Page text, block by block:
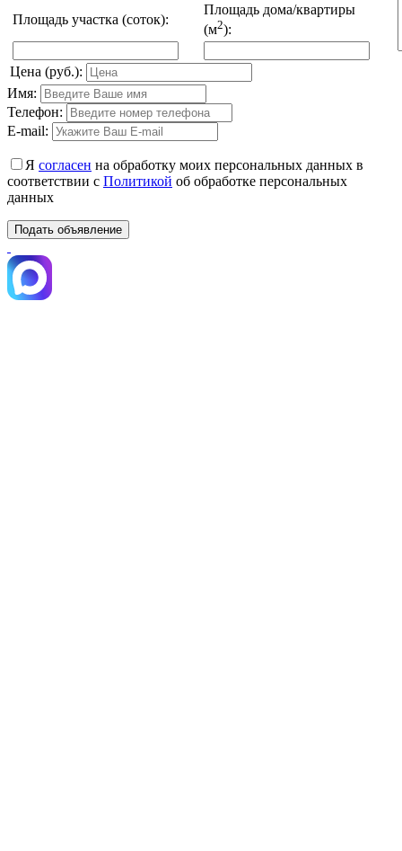
Площадь участка (соток):
Площадь дома/квартиры
(м2):
Цена (руб.):
Имя:
Телефон:
E-mail:
Я согласен на обработку моих персональных данных в
соответствии с Политикой об обработке персональных
данных